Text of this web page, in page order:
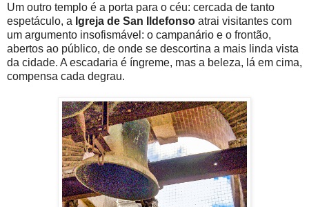
Um outro templo é a porta para o céu: cercada de tanto
espetáculo, a Igreja de San Ildefonso atrai visitantes com
um argumento insofismável: o campanário e o frontão,
abertos ao público, de onde se descortina a mais linda vista
da cidade. A escadaria é íngreme, mas a beleza, lá em cima,
compensa cada degrau.